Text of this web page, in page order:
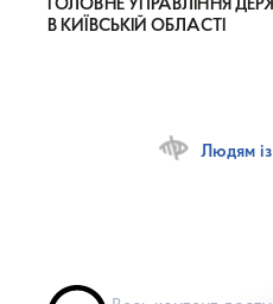
ГОЛОВНЕ УПРАВЛІННЯ
В КИЇВСЬКІЙ ОБЛАСТІ
Людям